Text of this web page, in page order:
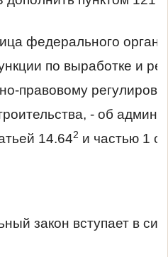
федерального
по выработке и
правовому
- об
14.642 и частью 1
закон вступает в